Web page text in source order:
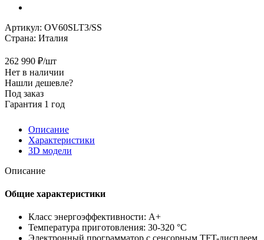
Артикул: OV60SLT3/SS
Страна: Италия
262 990 ₽/шт
Нет в наличии
Нашли дешевле?
Под заказ
Гарантия 1 год
Описание
Характеристики
3D модели
Описание
Общие характеристики
Класс энергоэффективности: A+
Температура приготовления: 30-320 °C